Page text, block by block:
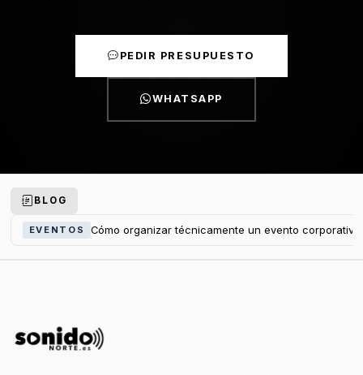
PEDIR PRESUPUESTO
WHATSAPP
BLOG
EVENTOS Cómo organizar técnicamente un evento